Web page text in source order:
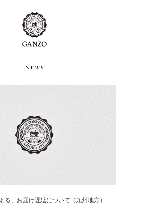
る、お届け遅延について（九州地方）